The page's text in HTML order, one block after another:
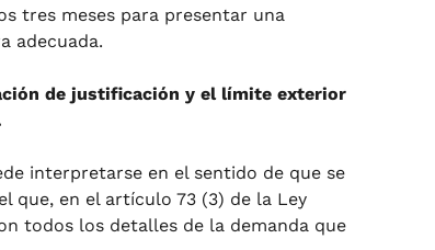
tres meses para presentar una
adecuada.
de justificación y el límite exterior
interpretarse en el sentido de que se
que, en el artículo 73 (3) de la Ley
todos los detalles de la demanda que